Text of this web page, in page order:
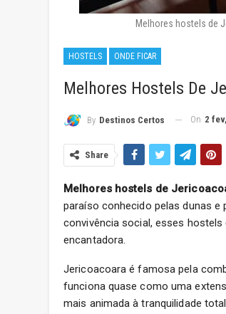
Melhores hostels de
HOSTELS ONDE FICAR
Melhores Hostels De
By Destinos Certos On 2
Share
Melhores hostels de
paraíso conhecido pelas dunas e
convivência social, esses
encantadora.
Jericoacoara é famosa pela
funciona quase como uma
mais animada à tranquilidade